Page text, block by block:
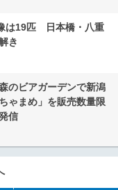
は19匹 日本橋・八重
き
のビアガーデンで新潟
ゃまめ」を販売数量限
信